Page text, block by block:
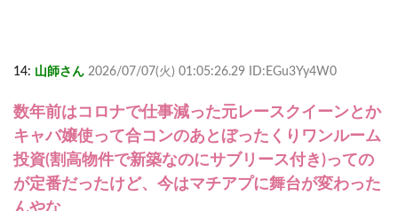
14: 山師さん 2026/07/07(火) 01:05:26.29 ID:EGu3Yy4W0
数年前はコロナで仕事減った元レースクイーンとか
キャバ嬢使って合コンのあとぼったくりワンルーム
投資(割高物件で新築なのにサブリース付き)っての
が定番だったけど、今はマチアプに舞台が変わった